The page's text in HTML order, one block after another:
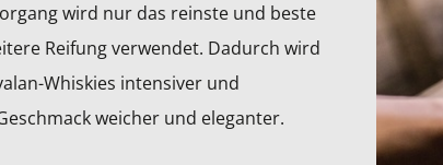
wird nur das reinste und beste
Reifung verwendet. Dadurch wird
Whiskies intensiver und
weicher und eleganter.